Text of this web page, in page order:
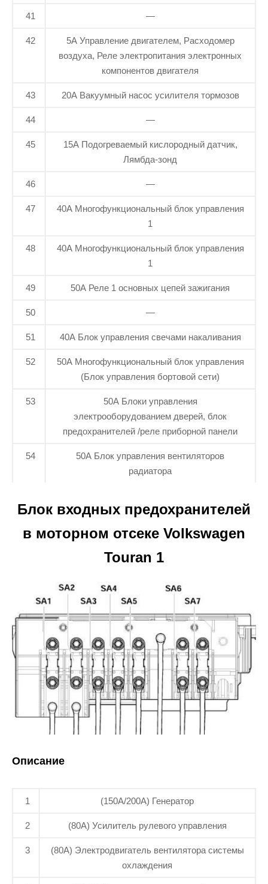
41 —
42
5A Управление двигателем, Расходомер
воздуха, Реле электропитания электронных
компонентов двигателя
43 20A Вакуумный насос усилителя тормозов
44 —
45
15A Подогреваемый кислородный датчик,
Лямбда-зонд
46 —
47
40A Многофункциональный блок управления
1
48
40A Многофункциональный блок управления
1
49 50A Реле 1 основных цепей зажигания
50 —
51 40A Блок управления свечами накаливания
52
50A Многофункциональный блок управления
(Блок управления бортовой сети)
53
50A Блоки управления
электрооборудованием дверей, блок
предохранителей /реле приборной панели
54
50А Блок управления вентиляторов
радиатора
Блок входных предохранителей
в моторном отсеке Volkswagen
Touran 1
Описание
1 (150A/200A) Генератор
2 (80A) Усилитель рулевого управления
3
(80A) Электродвигатель вентилятора системы
охлаждения